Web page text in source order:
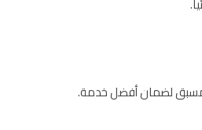
المسبق لضمان أفضل خدمة.